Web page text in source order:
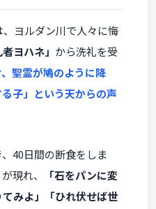
ヨルダン川で人々に悔
者ヨハネ」 から洗礼を受
聖霊が鳩のように降
子」という天からの声
40日間の断食をしま
現れ、
「石をパンに変
みよ」「ひれ伏せば世